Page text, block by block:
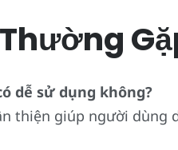
dễ sử dụng không?
thiện giúp người dùng